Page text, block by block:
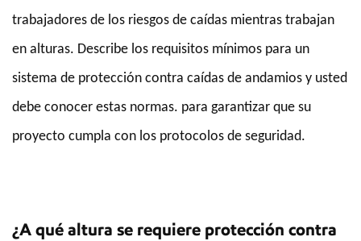
trabajadores de los riesgos de caídas mientras trabajan
en alturas. Describe los requisitos mínimos para un
sistema de protección contra caídas de andamios y usted
debe conocer estas normas. para garantizar que su
proyecto cumpla con los protocolos de seguridad.
¿A qué altura se requiere protección contra